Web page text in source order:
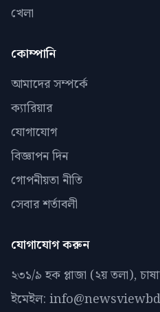
খেলা
কোম্পানি
আমাদের সম্পর্কে
ক্যারিয়ার
যোগাযোগ
বিজ্ঞাপন দিন
গোপনীয়তা নীতি
সেবার শর্তাবলী
যোগাযোগ করুন
২৩১/৯ হক প্লাজা (২য় তলা),
ইমেইল: